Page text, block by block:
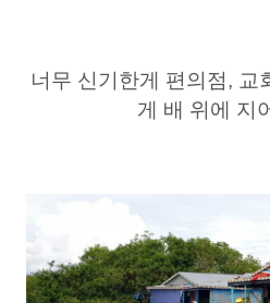
너무 신기한게 편의점, 교
게 배 위에 지